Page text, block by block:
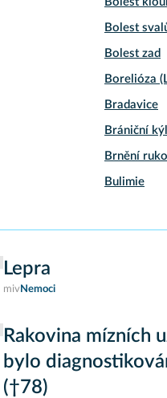
Bolest
Bolest zad
Borelióza
Bradavice
Brániční
Brnění
Bulimie
Lepra
mivNemoci
Rakovina mízních
bylo
(†78)